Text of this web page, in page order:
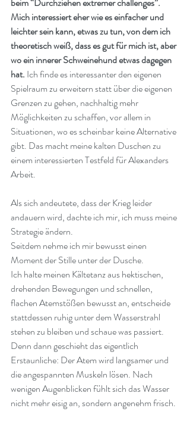
beim “Durchziehen extremer challenges”.
Mich interessiert eher wie es einfacher und
leichter sein kann, etwas zu tun, von dem ich
theoretisch weiß, dass es gut für mich ist, aber
wo ein innerer Schweinehund etwas dagegen
hat. Ich finde es interessanter den eigenen
Spielraum zu erweitern statt über die eigenen
Grenzen zu gehen, nachhaltig mehr
Möglichkeiten zu schaffen, vor allem in
Situationen, wo es scheinbar keine Alternative
gibt. Das macht meine kalten Duschen zu
einem interessierten Testfeld für Alexanders
Arbeit.
Als sich andeutete, dass der Krieg leider
andauern wird, dachte ich mir, ich muss meine
Strategie ändern.
Seitdem nehme ich mir bewusst einen
Moment der Stille unter der Dusche.
Ich halte meinen Kältetanz aus hektischen,
drehenden Bewegungen und schnellen,
flachen Atemstößen bewusst an, entscheide
stattdessen ruhig unter dem Wasserstrahl
stehen zu bleiben und schaue was passiert.
Denn dann geschieht das eigentlich
Erstaunliche: Der Atem wird langsamer und
die angespannten Muskeln lösen. Nach
wenigen Augenblicken fühlt sich das Wasser
nicht mehr eisig an, sondern angenehm frisch.